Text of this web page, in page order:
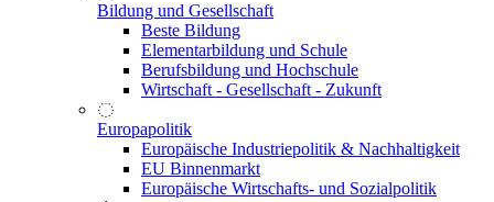
Bildung und Gesellschaft
Beste Bildung
Elementarbildung und Schule
Berufsbildung und Hochschule
Wirtschaft - Gesellschaft - Zukunft
Europapolitik
Europäische Industriepolitik & Nachhaltigkeit
EU Binnenmarkt
Europäische Wirtschafts- und Sozialpolitik